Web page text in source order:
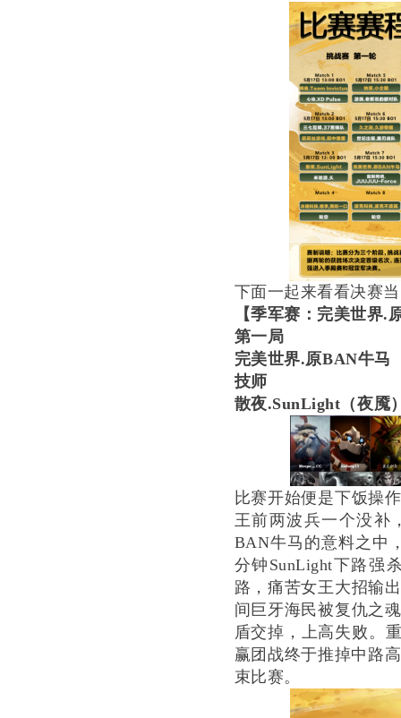
下面一起来看看决赛
【季军赛：完美世界.
第一局
完美世界.原BAN牛马
技师
散夜.SunLight（夜魇
比赛开始便是下饭操
王前两波兵一个没补
BAN牛马的意料之中
分钟SunLight下路强
路，痛苦女王大招输
间巨牙海民被复仇之
盾交掉，上高失败。
赢团战终于推掉中路
束比赛。